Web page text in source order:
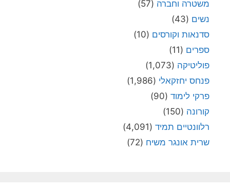
משטרה וחברה (57)
נשים (43)
סדנאות וקורסים (10)
ספרים (11)
פוליטיקה (1,073)
פנחס יחזקאלי (1,986)
פרקי לימוד (90)
קורונה (150)
רלוונטיים תמיד (4,091)
שרית אונגר משיח (72)